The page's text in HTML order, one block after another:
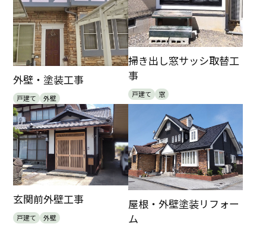
外壁・塗装工事
戸建て 外壁
掃き出し窓サッシ取替工
事
戸建て 窓
玄関前外壁工事
戸建て 外壁
屋根・外壁塗装リフォー
ム